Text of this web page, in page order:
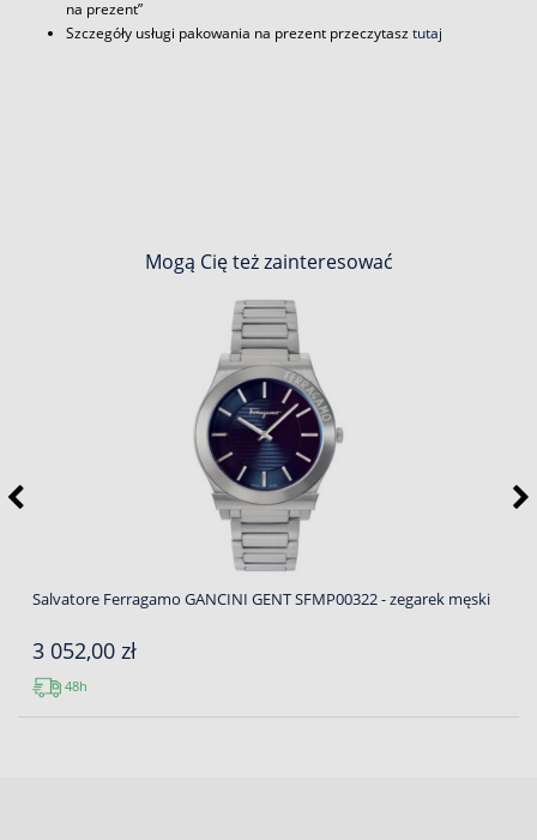
na prezent”
Szczegóły usługi pakowania na prezent przeczytasztutaj
Mogą Cię też zainteresować
Salvatore Ferragamo GANCINI GENT SFMP00322 - zegarek męski
3 052,00 zł
48h